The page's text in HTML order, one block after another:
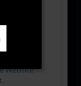
Website